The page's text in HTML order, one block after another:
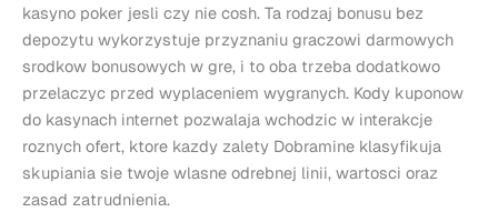
kasyno poker jesli czy nie cosh. Ta rodzaj bonusu bez
depozytu wykorzystuje przyznaniu graczowi darmowych
srodkow bonusowych w gre, i to oba trzeba dodatkowo
przelaczyc przed wyplaceniem wygranych. Kody kuponow
do kasynach internet pozwalaja wchodzic w interakcje
roznych ofert, ktore kazdy zalety Dobramine klasyfikuja
skupiania sie twoje wlasne odrebnej linii, wartosci oraz
zasad zatrudnienia.